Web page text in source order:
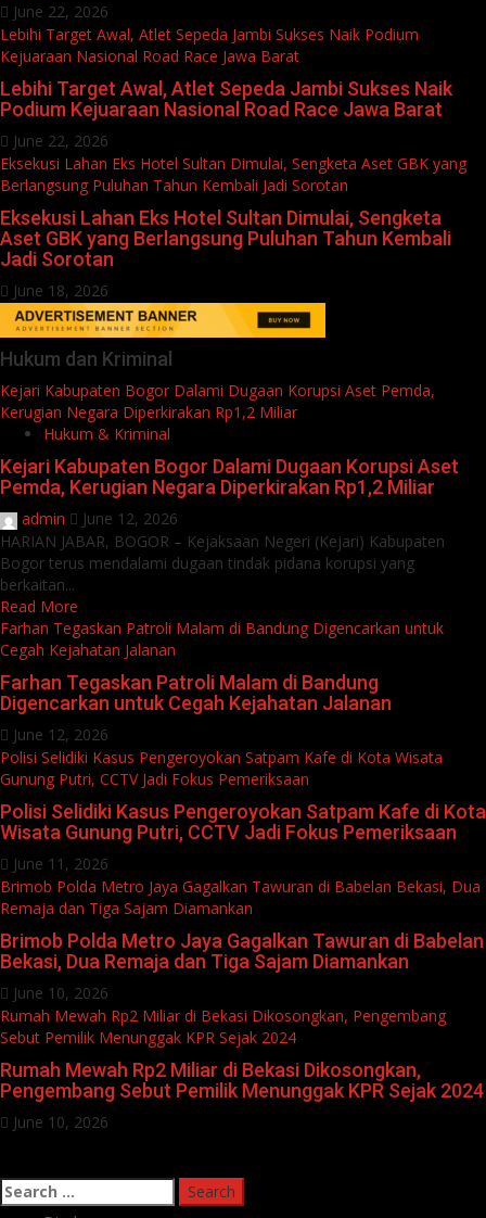
June 22, 2026
Lebihi Target Awal, Atlet Sepeda Jambi Sukses Naik Podium
Kejuaraan Nasional Road Race Jawa Barat
Lebihi Target Awal, Atlet Sepeda Jambi Sukses Naik
Podium Kejuaraan Nasional Road Race Jawa Barat
June 22, 2026
Eksekusi Lahan Eks Hotel Sultan Dimulai, Sengketa Aset GBK yang
Berlangsung Puluhan Tahun Kembali Jadi Sorotan
Eksekusi Lahan Eks Hotel Sultan Dimulai, Sengketa
Aset GBK yang Berlangsung Puluhan Tahun Kembali
Jadi Sorotan
June 18, 2026
Hukum dan Kriminal
Kejari Kabupaten Bogor Dalami Dugaan Korupsi Aset Pemda,
Kerugian Negara Diperkirakan Rp1,2 Miliar
Hukum & Kriminal
Kejari Kabupaten Bogor Dalami Dugaan Korupsi Aset
Pemda, Kerugian Negara Diperkirakan Rp1,2 Miliar
admin
June 12, 2026
HARIAN JABAR, BOGOR – Kejaksaan Negeri (Kejari) Kabupaten
Bogor terus mendalami dugaan tindak pidana korupsi yang
berkaitan...
Read More
Farhan Tegaskan Patroli Malam di Bandung Digencarkan untuk
Cegah Kejahatan Jalanan
Farhan Tegaskan Patroli Malam di Bandung
Digencarkan untuk Cegah Kejahatan Jalanan
June 12, 2026
Polisi Selidiki Kasus Pengeroyokan Satpam Kafe di Kota Wisata
Gunung Putri, CCTV Jadi Fokus Pemeriksaan
Polisi Selidiki Kasus Pengeroyokan Satpam Kafe di Kota
Wisata Gunung Putri, CCTV Jadi Fokus Pemeriksaan
June 11, 2026
Brimob Polda Metro Jaya Gagalkan Tawuran di Babelan Bekasi, Dua
Remaja dan Tiga Sajam Diamankan
Brimob Polda Metro Jaya Gagalkan Tawuran di Babelan
Bekasi, Dua Remaja dan Tiga Sajam Diamankan
June 10, 2026
Rumah Mewah Rp2 Miliar di Bekasi Dikosongkan, Pengembang
Sebut Pemilik Menunggak KPR Sejak 2024
Rumah Mewah Rp2 Miliar di Bekasi Dikosongkan,
Pengembang Sebut Pemilik Menunggak KPR Sejak 2024
June 10, 2026
Search
for: